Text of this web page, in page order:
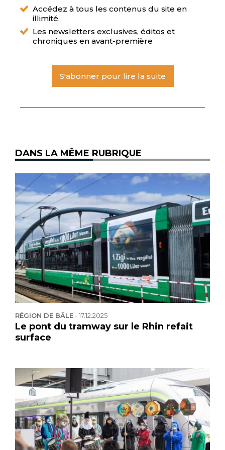
Accédez à tous les contenus du site en
illimité.
Les newsletters exclusives, éditos et
chroniques en avant-première
S'abonner pour lire la suite
DANS LA MÊME RUBRIQUE
RÉGION DE BÂLE-17.12.2025
Le pont du tramway sur le Rhin refait
surface